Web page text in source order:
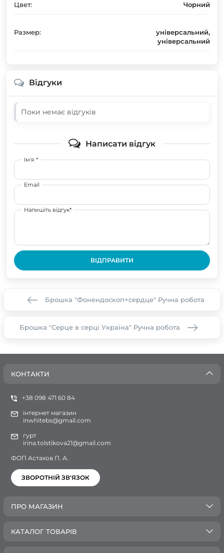
Цвет: Чорний
Размер:
універсальний,
універсальний
Відгуки
Поки немає відгуків
Написати відгук
Ім'я *
Email
Напишіть відгук*
ВІДПРАВИТИ
Брошка "Фонендоскоп+сердце" Ручна робота
Брошка "Серце в серці Україна" Ручна робота
КОНТАКТИ
+38 098 471 60 84
інтернет магазин
inwhitebs@gmail.com
гурт
irina.tolstikova21@gmail.com
ФОП Астахов П. А.
ЗВОРОТНІЙ ЗВ'ЯЗОК
ПРО МАГАЗИН
КАТАЛОГ ТОВАРІВ